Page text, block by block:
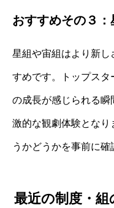
おすすめその３
星組や宙組はより新し
すめです。トップス
の成長が感じられる瞬
激的な観劇体験となり
うかどうかを事前に確
最近の制度・